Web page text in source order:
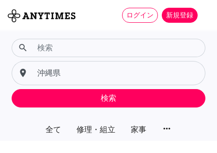
ログイン 新規登録
全て 修理・組立 家事 more_horiz
search
place
検索